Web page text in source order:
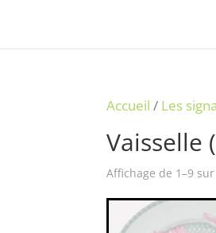
Accueil / Les
Vaisselle
Affichage de 1–9